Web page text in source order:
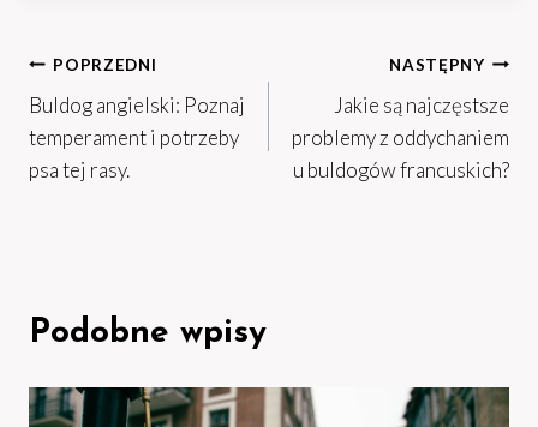
Nawigacja
wpisu
POPRZEDNI
Buldog angielski: Poznaj
temperament i potrzeby
psa tej rasy.
NASTĘPNY
Jakie są najczęstsze
problemy z oddychaniem
u buldogów francuskich?
Podobne wpisy